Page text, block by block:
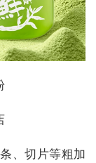
、切片等粗加